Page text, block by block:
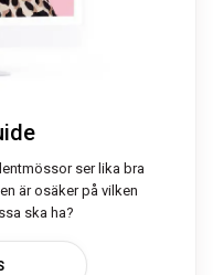
ser lika bra
är osäker på vilken
ska ha?